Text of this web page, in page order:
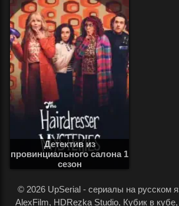
Детектив из
провинциального салона 1
сезон
© 2026 UpSerial - сериалы на русском
AlexFilm, HDRezka Studio, Кубик в